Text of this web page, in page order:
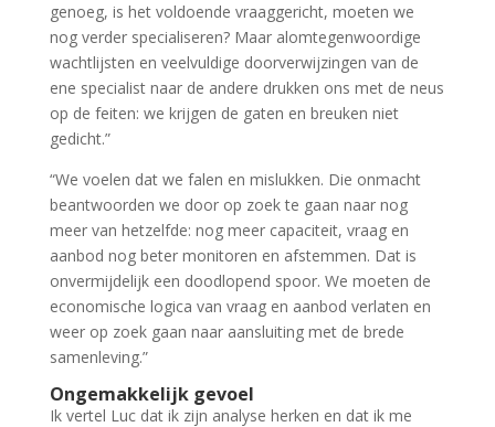
genoeg, is het voldoende vraaggericht, moeten we
nog verder specialiseren? Maar alomtegenwoordige
wachtlijsten en veelvuldige doorverwijzingen van de
ene specialist naar de andere drukken ons met de neus
op de feiten: we krijgen de gaten en breuken niet
gedicht.”
“We voelen dat we falen en mislukken. Die onmacht
beantwoorden we door op zoek te gaan naar nog
meer van hetzelfde: nog meer capaciteit, vraag en
aanbod nog beter monitoren en afstemmen. Dat is
onvermijdelijk een doodlopend spoor. We moeten de
economische logica van vraag en aanbod verlaten en
weer op zoek gaan naar aansluiting met de brede
samenleving.”
Ongemakkelijk gevoel
Ik vertel Luc dat ik zijn analyse herken en dat ik me